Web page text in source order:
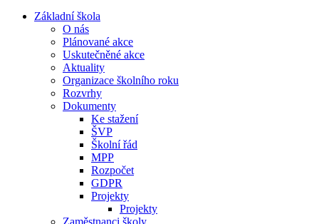
Základní škola
O nás
Plánované akce
Uskutečněné akce
Aktuality
Organizace školního roku
Rozvrhy
Dokumenty
Ke stažení
ŠVP
Školní řád
MPP
Rozpočet
GDPR
Projekty
Projekty
Zaměstnanci školy